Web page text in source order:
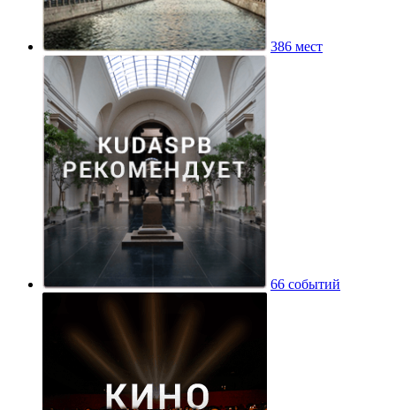
386 мест
66 событий